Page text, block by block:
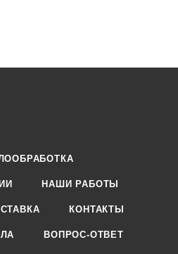
НАШИ РАБОТЫ
КОНТАКТЫ
ВОПРОС-ОТВЕТ